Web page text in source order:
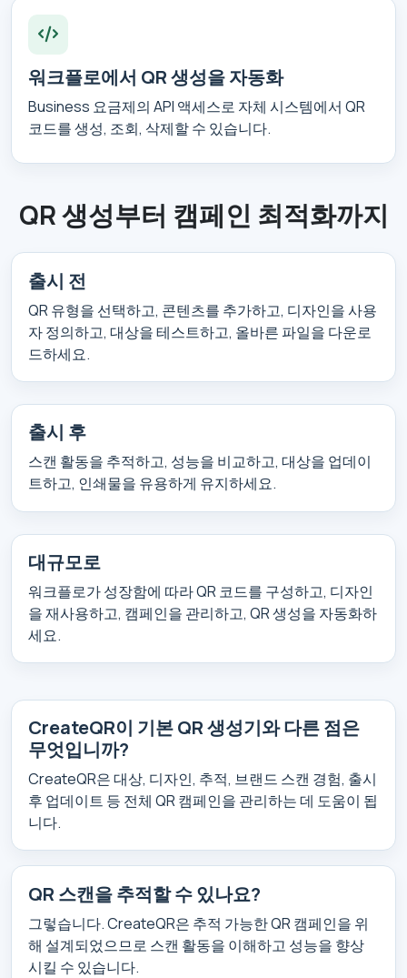
워크플로에서 QR 생성을 자동화
Business 요금제의 API 액세스로 자체 시스템에서 QR
코드를 생성, 조회, 삭제할 수 있습니다.
QR 생성부터 캠페인 최적화까지
출시 전
QR 유형을 선택하고, 콘텐츠를 추가하고, 디자인을 사용
자 정의하고, 대상을 테스트하고, 올바른 파일을 다운로
드하세요.
출시 후
스캔 활동을 추적하고, 성능을 비교하고, 대상을 업데이
트하고, 인쇄물을 유용하게 유지하세요.
대규모로
워크플로가 성장함에 따라 QR 코드를 구성하고, 디자인
을 재사용하고, 캠페인을 관리하고, QR 생성을 자동화하
세요.
CreateQR이 기본 QR 생성기와 다른 점은
무엇입니까?
CreateQR은 대상, 디자인, 추적, 브랜드 스캔 경험, 출시
후 업데이트 등 전체 QR 캠페인을 관리하는 데 도움이 됩
니다.
QR 스캔을 추적할 수 있나요?
그렇습니다. CreateQR은 추적 가능한 QR 캠페인을 위
해 설계되었으므로 스캔 활동을 이해하고 성능을 향상
시킬 수 있습니다.